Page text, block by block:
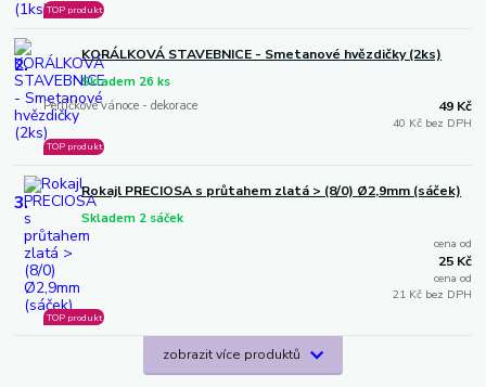
TOP produkt
2. KORÁLKOVÁ STAVEBNICE - Smetanové hvězdičky (2ks)
Perličkové vánoce - dekorace
Skladem 26 ks
TOP produkt
49 Kč
40 Kč bez DPH
3. Rokajl PRECIOSA s průtahem zlatá > (8/0) Ø2,9mm (sáček)
Skladem 2 sáček
TOP produkt
cena od
25 Kč
cena od
21 Kč bez DPH
zobrazit více produktů